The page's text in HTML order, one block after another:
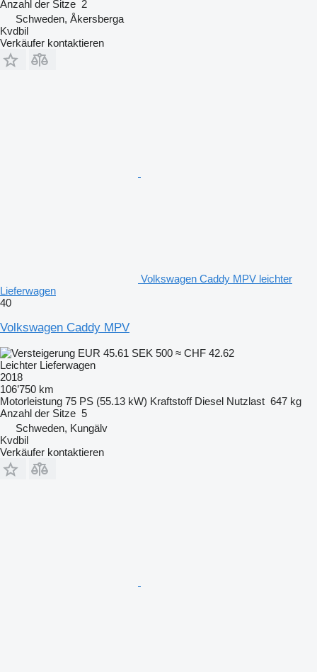
Anzahl der Sitze 2
Schweden, Åkersberga
Kvdbil
Verkäufer kontaktieren
Volkswagen Caddy MPV leichter
Lieferwagen
40
Volkswagen Caddy MPV
EUR 45.61 SEK 500 ≈ CHF 42.62
Leichter Lieferwagen
2018
106’750 km
Motorleistung 75 PS (55.13 kW) Kraftstoff Diesel Nutzlast 647 kg
Anzahl der Sitze 5
Schweden, Kungälv
Kvdbil
Verkäufer kontaktieren